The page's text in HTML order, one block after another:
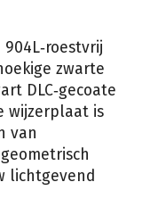
zwarte
DLC‑gecoate
wijzerplaat is
van
lichtgevend